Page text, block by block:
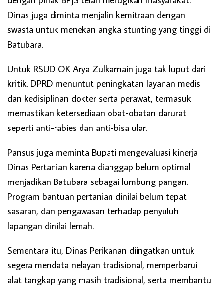
Dinas juga diminta menjalin kemitraan dengan
swasta untuk menekan angka stunting yang tinggi di
Batubara.
Untuk RSUD OK Arya Zulkarnain juga tak luput dari
kritik. DPRD menuntut peningkatan layanan medis
dan kedisiplinan dokter serta perawat, termasuk
memastikan ketersediaan obat-obatan darurat
seperti anti-rabies dan anti-bisa ular.
Pansus juga meminta Bupati mengevaluasi kinerja
Dinas Pertanian karena dianggap belum optimal
menjadikan Batubara sebagai lumbung pangan.
Program bantuan pertanian dinilai belum tepat
sasaran, dan pengawasan terhadap penyuluh
lapangan dinilai lemah.
Sementara itu, Dinas Perikanan diingatkan untuk
segera mendata nelayan tradisional, memperbarui
alat tangkap yang masih tradisional, serta membantu